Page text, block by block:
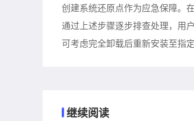
创建系统还原点作为应急保障。
通过上述步骤逐步排查处理，用
可考虑完全卸载后重新安装至指
继续阅读